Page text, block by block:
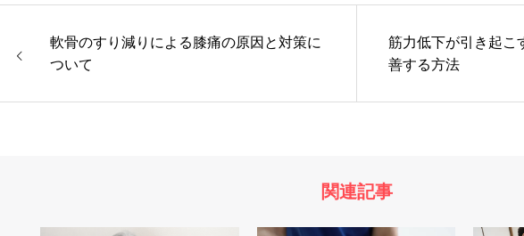
軟骨のすり減りによる膝痛の原因と対策に
ついて
筋力低下が引き起こ
善する方法
関連記事